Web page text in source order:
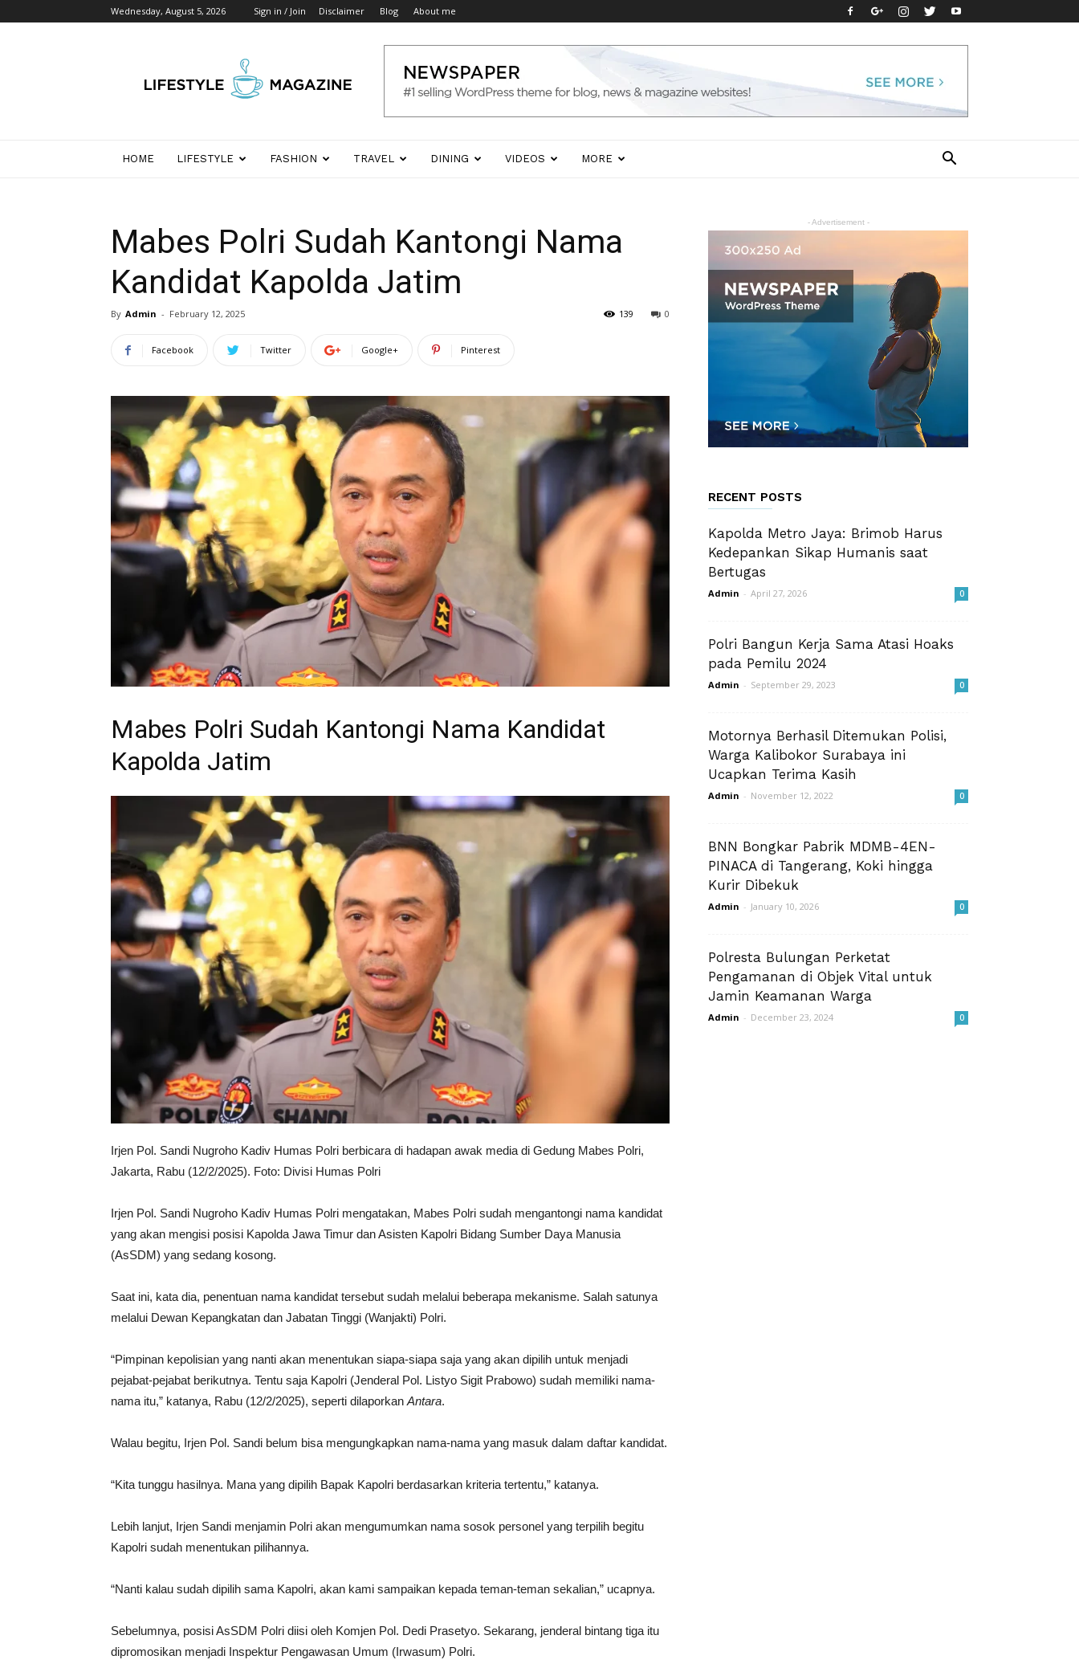
Wednesday, August 5, 2026 Sign in / Join Disclaimer Blog About me
Indonesia
HOME LIFESTYLE FASHION TRAVEL DINING VIDEOS MORE
Mabes Polri Sudah Kantongi Nama
Kandidat Kapolda Jatim
By Admin - February 12, 2025 0
139
Facebook Twitter Google+ Pinterest
Mabes Polri Sudah Kantongi Nama Kandidat
Kapolda Jatim
Irjen Pol. Sandi Nugroho Kadiv Humas Polri berbicara di hadapan awak media di Gedung Mabes Polri,
Jakarta, Rabu (12/2/2025). Foto: Divisi Humas Polri
Irjen Pol. Sandi Nugroho Kadiv Humas Polri mengatakan, Mabes Polri sudah mengantongi nama kandidat
yang akan mengisi posisi Kapolda Jawa Timur dan Asisten Kapolri Bidang Sumber Daya Manusia
(AsSDM) yang sedang kosong.
Saat ini, kata dia, penentuan nama kandidat tersebut sudah melalui beberapa mekanisme. Salah satunya
melalui Dewan Kepangkatan dan Jabatan Tinggi (Wanjakti) Polri.
“Pimpinan kepolisian yang nanti akan menentukan siapa-siapa saja yang akan dipilih untuk menjadi
pejabat-pejabat berikutnya. Tentu saja Kapolri (Jenderal Pol. Listyo Sigit Prabowo) sudah memiliki nama-
nama itu,” katanya, Rabu (12/2/2025), seperti dilaporkanAntara.
Walau begitu, Irjen Pol. Sandi belum bisa mengungkapkan nama-nama yang masuk dalam daftar kandidat.
“Kita tunggu hasilnya. Mana yang dipilih Bapak Kapolri berdasarkan kriteria tertentu,” katanya.
Lebih lanjut, Irjen Sandi menjamin Polri akan mengumumkan nama sosok personel yang terpilih begitu
Kapolri sudah menentukan pilihannya.
“Nanti kalau sudah dipilih sama Kapolri, akan kami sampaikan kepada teman-teman sekalian,” ucapnya.
Sebelumnya, posisi AsSDM Polri diisi oleh Komjen Pol. Dedi Prasetyo. Sekarang, jenderal bintang tiga itu
dipromosikan menjadi Inspektur Pengawasan Umum (Irwasum) Polri.
- Advertisement -
RECENT POSTS
Kapolda Metro Jaya: Brimob Harus
Kedepankan Sikap Humanis saat
Bertugas
Admin - April 27, 2026 0
Polri Bangun Kerja Sama Atasi Hoaks
pada Pemilu 2024
Admin - September 29, 2023 0
Motornya Berhasil Ditemukan Polisi,
Warga Kalibokor Surabaya ini
Ucapkan Terima Kasih
Admin - November 12, 2022 0
BNN Bongkar Pabrik MDMB-4EN-
PINACA di Tangerang, Koki hingga
Kurir Dibekuk
Admin - January 10, 2026 0
Polresta Bulungan Perketat
Pengamanan di Objek Vital untuk
Jamin Keamanan Warga
Admin - December 23, 2024 0